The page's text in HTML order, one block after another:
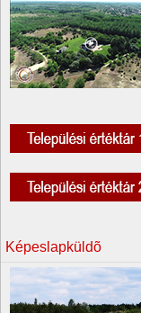
Képeslapküldõ